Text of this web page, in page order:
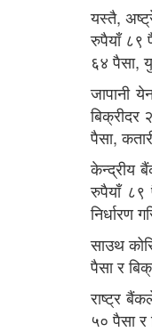
यस्तै,
रुपैयाँ ८९
६४ पैसा,
जापानी
बिक्रीदर
पैसा,
केन्द्रीय
रुपैयाँ ८९
निर्धारण
साउथ
पैसा र
राष्ट्र
५० पैसा